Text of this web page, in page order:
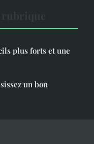
plus forts et une
un bon